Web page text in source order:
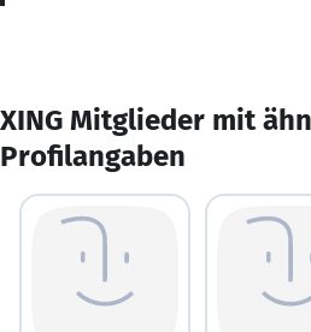
XING Mitglieder mit
Profilangaben